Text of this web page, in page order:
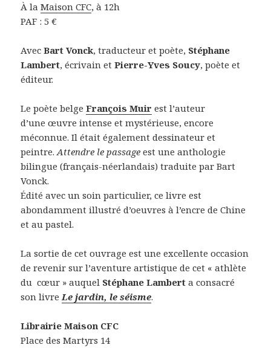
À laMaison CFC, à 12h
PAF : 5 €
AvecBart Vonck, traducteur et poète, Stéphane
Lambert, écrivain etPierre-Yves Soucy, poète et
éditeur.
Le poète belgeFrançois Muir est l’auteur
d’une œuvre intense et mystérieuse, encore
méconnue. Il était également dessinateur et
peintre.Attendre le passage est une anthologie
bilingue (français-néerlandais) traduite par Bart
Vonck.
Édité avec un soin particulier, ce livre est
abondamment illustré d’oeuvres à l’encre de Chine
et au pastel.
La sortie de cet ouvrage est une excellente occasion
de revenir sur l’aventure artistique de cet « athlète
du cœur » auquel Stéphane Lambert a consacré
son livreLe jardin, le séisme.
Librairie Maison CFC
Place des Martyrs 14